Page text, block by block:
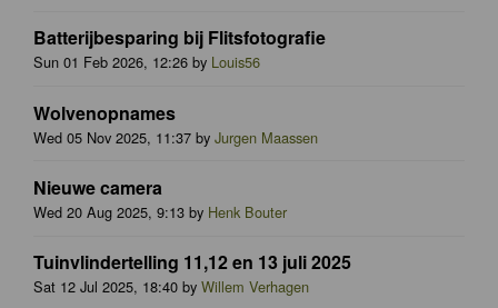
Batterijbesparing bij Flitsfotografie
Sun 01 Feb 2026, 12:26 by Louis56
Wolvenopnames
Wed 05 Nov 2025, 11:37 by Jurgen Maassen
Nieuwe camera
Wed 20 Aug 2025, 9:13 by Henk Bouter
Tuinvlindertelling 11,12 en 13 juli 2025
Sat 12 Jul 2025, 18:40 by Willem Verhagen